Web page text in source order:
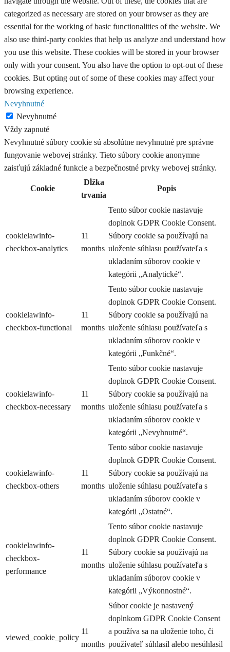
categorized as necessary are stored on your browser as they are
essential for the working of basic functionalities of the website. We
also use third-party cookies that help us analyze and understand how
you use this website. These cookies will be stored in your browser
only with your consent. You also have the option to opt-out of these
cookies. But opting out of some of these cookies may affect your
browsing experience.
Nevyhnutné
Nevyhnutné
Vždy zapnuté
Nevyhnutné súbory cookie sú absolútne nevyhnutné pre správne
fungovanie webovej stránky. Tieto súbory cookie anonymne
zaisťujú základné funkcie a bezpečnostné prvky webovej stránky.
Cookie
Dĺžka
trvania
Popis
cookielawinfo-
checkbox-analytics
11
months
Tento súbor cookie nastavuje
doplnok GDPR Cookie Consent.
Súbory cookie sa používajú na
uloženie súhlasu používateľa s
ukladaním súborov cookie v
kategórii „Analytické“.
cookielawinfo-
checkbox-functional
11
months
Tento súbor cookie nastavuje
doplnok GDPR Cookie Consent.
Súbory cookie sa používajú na
uloženie súhlasu používateľa s
ukladaním súborov cookie v
kategórii „Funkčné“.
cookielawinfo-
checkbox-necessary
11
months
Tento súbor cookie nastavuje
doplnok GDPR Cookie Consent.
Súbory cookie sa používajú na
uloženie súhlasu používateľa s
ukladaním súborov cookie v
kategórii „Nevyhnutné“.
cookielawinfo-
checkbox-others
11
months
Tento súbor cookie nastavuje
doplnok GDPR Cookie Consent.
Súbory cookie sa používajú na
uloženie súhlasu používateľa s
ukladaním súborov cookie v
kategórii „Ostatné“.
cookielawinfo-
checkbox-
performance
11
months
Tento súbor cookie nastavuje
doplnok GDPR Cookie Consent.
Súbory cookie sa používajú na
uloženie súhlasu používateľa s
ukladaním súborov cookie v
kategórii „Výkonnostné“.
viewed_cookie_policy
11
months
Súbor cookie je nastavený
doplnkom GDPR Cookie Consent
a používa sa na uloženie toho, či
používateľ súhlasil alebo nesúhlasil